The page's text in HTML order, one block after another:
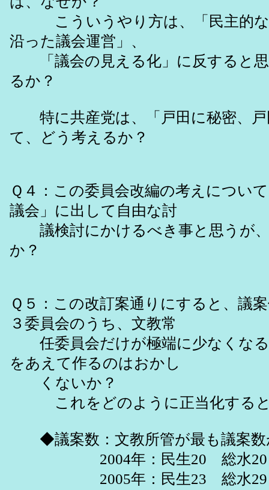
こういうやり方は、「民主的な
沿った議会運営」、
「議会の見える化」に反すると思
るか？
特に共産党は、「戸田に秘密、戸
て、どう考えるか？
Ｑ４：この委員会改編の考えについ
議会」に出して自由な討
議検討にかけるべき事と思うが
か？
Ｑ５：この改訂案通りにすると、議
３委員会のうち、文教常
任委員会だけが極端に少なくなる
をあえて作るのはおかし
くないか？
これをどのように正当化すると
◆議案数：文教所管が最も議案数
2004年：民生20 総水20
2005年：民生23 総水29